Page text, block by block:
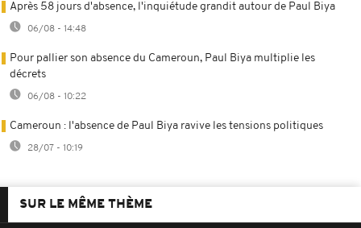
Après 58 jours d'absence, l'inquiétude grandit autour de Paul Biya
06/08 - 14:48
Pour pallier son absence du Cameroun, Paul Biya multiplie les
décrets
06/08 - 10:22
Cameroun : l'absence de Paul Biya ravive les tensions politiques
28/07 - 10:19
SUR LE MÊME THÈME